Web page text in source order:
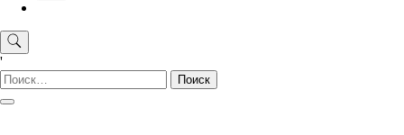
'
Найти: